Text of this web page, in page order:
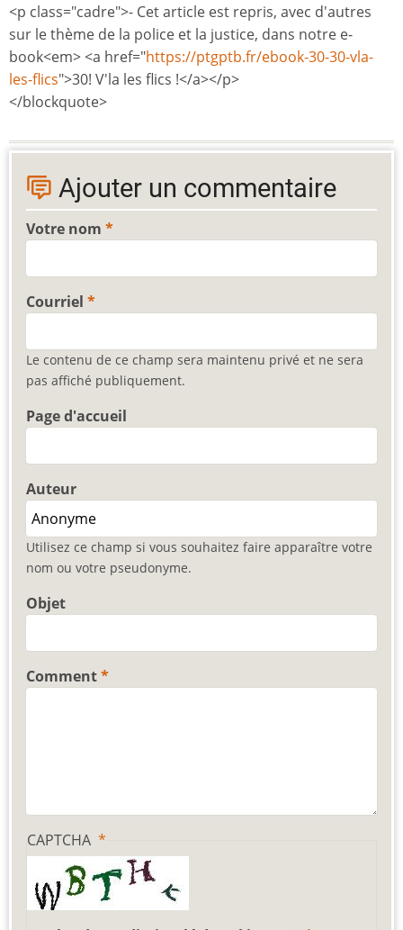
<p class="cadre">- Cet article est repris, avec d'autres
sur le thème de la police et la justice, dans notre e-
book<em> <a href="https://ptgptb.fr/ebook-30-30-vla-
les-flics">30! V'la les flics !</a></p>
</blockquote>
Ajouter un commentaire
Votre nom
Courriel
Le contenu de ce champ sera maintenu privé et ne sera
pas affiché publiquement.
Page d'accueil
Auteur
Utilisez ce champ si vous souhaitez faire apparaître votre
nom ou votre pseudonyme.
Objet
Comment
CAPTCHA